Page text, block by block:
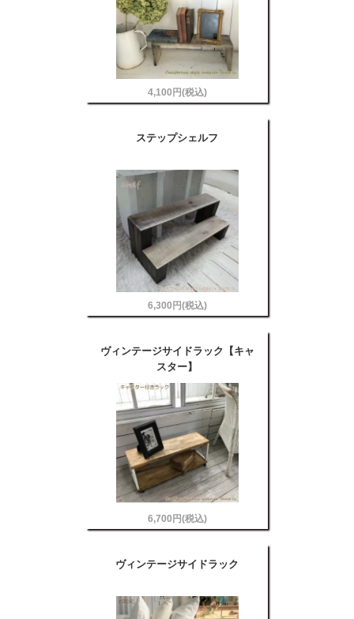
4,100円(税込)
ステップシェルフ
6,300円(税込)
ヴィンテージサイドラック【キャ
スター】
6,700円(税込)
ヴィンテージサイドラック